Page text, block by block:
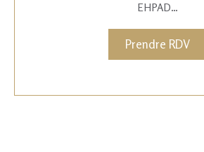
EHPAD…
Prendre RDV